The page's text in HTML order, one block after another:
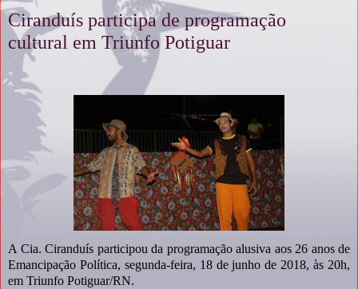
Ciranduís participa de programação
cultural em Triunfo Potiguar
A Cia. Ciranduís participou da programação alusiva aos 26 anos de
Emancipação Política, segunda-feira, 18 de junho de 2018, às 20h,
em Triunfo Potiguar/RN.